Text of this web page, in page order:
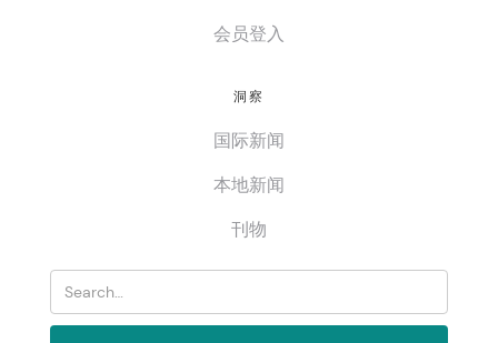
会员登入
洞察
国际新闻
本地新闻
刊物